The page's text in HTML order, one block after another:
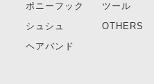
ポニーフック
シュシュ
ヘアバンド
ツール
OTHERS